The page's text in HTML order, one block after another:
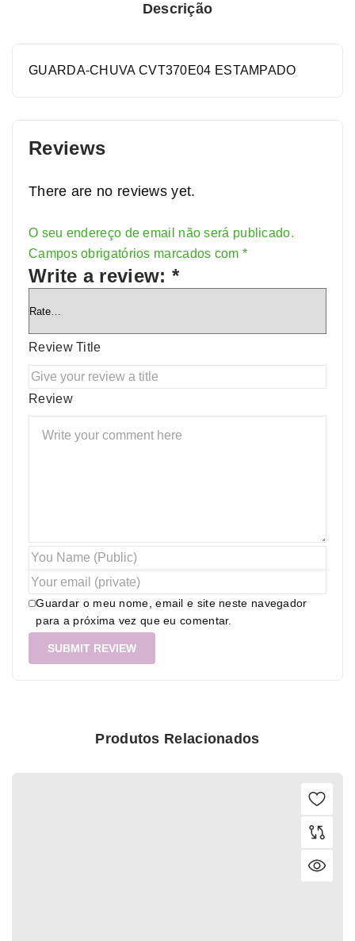
Descrição
GUARDA-CHUVA CVT370E04 ESTAMPADO
Reviews
There are no reviews yet.
O seu endereço de email não será publicado.
Campos obrigatórios marcados com *
Write a review: *
Review Title
Review
Guardar o meu nome, email e site neste navegador
para a próxima vez que eu comentar.
Alternative:
Produtos Relacionados